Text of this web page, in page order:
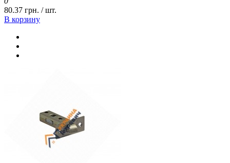
80.37 грн. / шт.
В корзину